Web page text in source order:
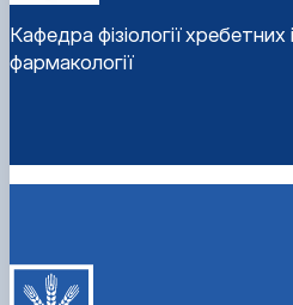
Кафедра фізіології хребетних і
фармакології